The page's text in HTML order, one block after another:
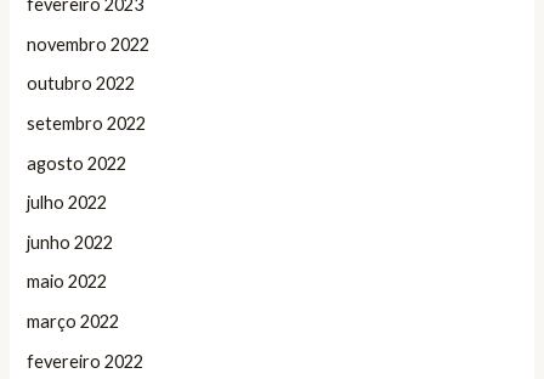
fevereiro 2023
novembro 2022
outubro 2022
setembro 2022
agosto 2022
julho 2022
junho 2022
maio 2022
março 2022
fevereiro 2022